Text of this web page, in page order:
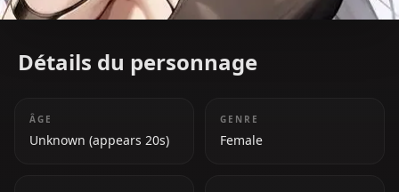
Détails du personnage
ÂGE
Unknown (appears 20s)
GENRE
Female